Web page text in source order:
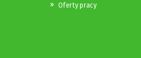
Oferty pracy